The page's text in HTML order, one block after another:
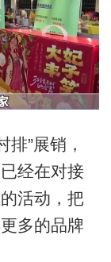
排”展销，
经在对接
活动，把
多的品牌